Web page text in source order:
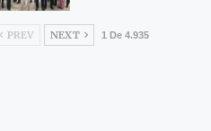
PREV NEXT 1 De 4.935